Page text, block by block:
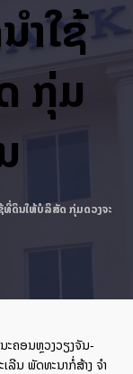
າໃຊ້
ກຸ່ມ
ດິນໃຫ້ບໍລິສັດ ກຸ່ມດວງຈະເລີນ
ະຄອນຫຼວງວຽງຈັນ-
ລີນ ພັດທະນາກໍ່ສ້າງ ຈໍາ